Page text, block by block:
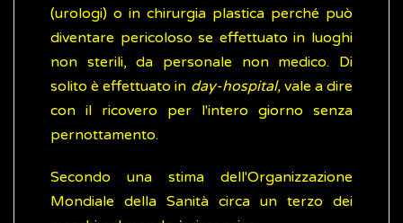
(urologi) o in chirurgia plastica perché può
diventare pericoloso se effettuato in luoghi
non sterili, da personale non medico. Di
solito è effettuato in day-hospital,vale a dire
con il ricovero per l'intero giorno senza
pernottamento.
Secondo una stima dell'Organizzazione
Mondiale della Sanità circa un terzo dei